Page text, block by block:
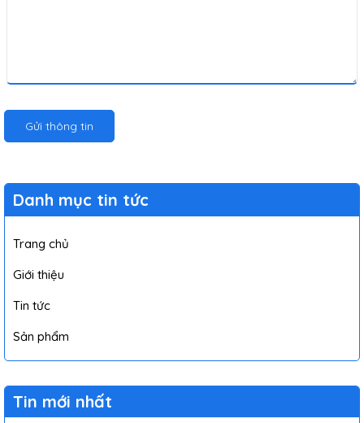
Gửi thông tin
Danh mục tin tức
Trang chủ
Giới thiệu
Tin tức
Sản phẩm
Tin mới nhất